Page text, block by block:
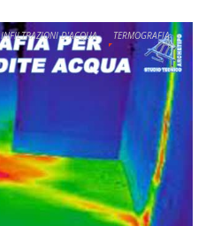
INFILTRAZIONI D'ACQUA
TERMOGRAFIA